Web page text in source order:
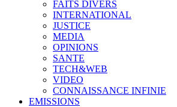
FAITS DIVERS
INTERNATIONAL
JUSTICE
MEDIA
OPINIONS
SANTE
TECH&WEB
VIDEO
CONNAISSANCE INFINIE
EMISSIONS